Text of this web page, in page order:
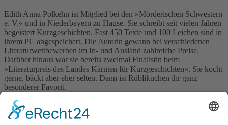
Edith Anna Polkehn ist Mitglied bei den »Mörderischen Schwestern
e. V.« und in Niederbayern zu Hause. Sie schreibt seit vielen Jahren
begeistert Kurzgeschichten. Fast 450 Texte und 100 Leichen sind in
ihrem PC abgespeichert. Die Autorin gewann bei verschiedenen
Literaturwettbewerben im In- und Ausland zahlreiche Preise.
Darüber hinaus war sie bereits zweimal Finalistin beim
»Literaturpreis des Landes Kärnten für Kurzgeschichten«. Sie kocht
gerne, bäckt aber eher selten. Dann ist Rüblikuchen ihr ganz
besonderer Favorit.
Autorenhomepage